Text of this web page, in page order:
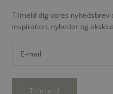
Tilmeld dig vores
inspiration, nyheder og
Tilmeld